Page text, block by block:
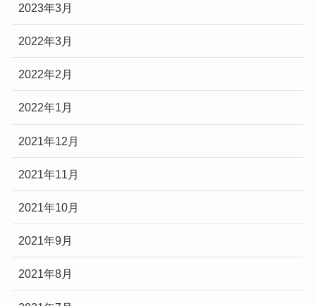
2023年3月
2022年3月
2022年2月
2022年1月
2021年12月
2021年11月
2021年10月
2021年9月
2021年8月